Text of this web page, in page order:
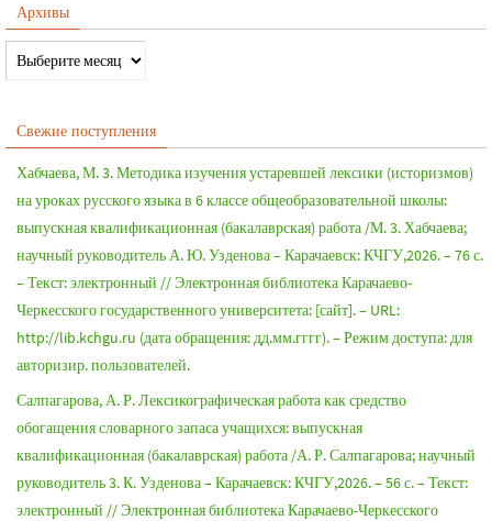
Архивы
Свежие поступления
Хабчаева, М. 3. Методика изучения устаревшей лексики (историзмов)
на уроках русского языка в 6 классе общеобразовательной школы:
выпускная квалификационная (бакалаврская) работа /М. 3. Хабчаева;
научный руководитель А. Ю. Узденова – Карачаевск: КЧГУ,2026. – 76 с.
– Текст: электронный // Электронная библиотека Карачаево-
Черкесского государственного университета: [сайт]. – URL:
http://lib.kchgu.ru (дата обращения: дд.мм.гггг). – Режим доступа: для
авторизир. пользователей.
Салпагарова, А. Р. Лексикографическая работа как средство
обогащения словарного запаса учащихся: выпускная
квалификационная (бакалаврская) работа /А. Р. Салпагарова; научный
руководитель 3. К. Узденова – Карачаевск: КЧГУ,2026. – 56 с. – Текст:
электронный // Электронная библиотека Карачаево-Черкесского